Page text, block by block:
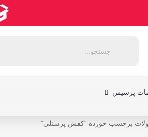
پرسیس
برچسب خورده “کفش پرسنلی”